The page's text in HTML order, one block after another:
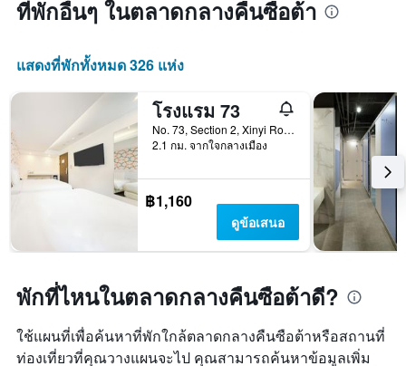
ที่พักอื่นๆ ในตลาดกลางคืนซือต้า
แสดงที่พักทั้งหมด 326 แห่ง
โรงแรม 73
No. 73, Section 2, Xinyi Road, ไทเป, ไต้หวัน
2.1 กม. จากใจกลางเมือง
฿1,160
ดูข้อเสนอ
พักที่ไหนในตลาดกลางคืนซือต้าดี?
ใช้แผนที่เพื่อค้นหาที่พักใกล้ตลาดกลางคืนซือต้าหรือสถานที่
ท่องเที่ยวที่คุณวางแผนจะไป คุณสามารถค้นหาข้อมูลเพิ่ม